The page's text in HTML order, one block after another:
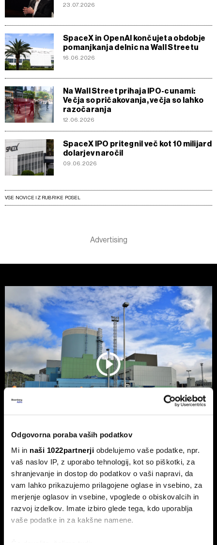
Odgovorna poraba vaših podatkov
Mi in naši 1022partnerji obdelujemo vaše podatke, npr.
vaš naslov IP, z uporabo tehnologij, kot so piškotki, za
shranjevanje in dostop do podatkov o vaši napravi, da
vam lahko prikazujemo prilagojene oglase in vsebino, za
merjenje oglasov in vsebine, vpoglede o obiskovalcih in
razvoj izdelkov. Imate izbiro glede tega, kdo uporablja
vaše podatke in za kakšne namene.
23.07.2026
SpaceX in OpenAI končujeta obdobje
pomanjkanja delnic na Wall Streetu
16.06.2026
Na Wall Street prihaja IPO-cunami:
Večja so pričakovanja, večja so lahko
razočaranja
12.06.2026
SpaceX IPO pritegnil več kot 10 milijard
dolarjev naročil
09.06.2026
VSE NOVICE IZ RUBRIKE POSEL
NEK predvidoma jutri v zmanjšanje
delovanja, lahko sledi ustavitev - kaj
pravi Gorazd Pfeifer, NEK
Slovenska nuklearka predvidoma jutri ponoči v zmanjšanje
delovanja, v naslednjih treh ali štirih dneh pa bodo po vsej
verjetnosti reaktor morali ustaviti.